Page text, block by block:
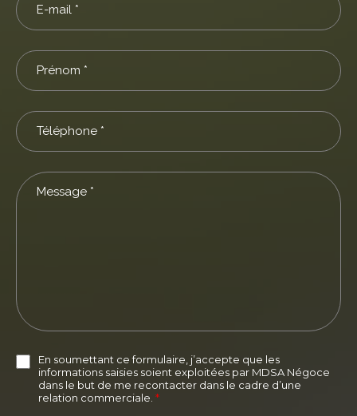
En soumettant ce formulaire, j’accepte que les
informations saisies soient exploitées par MDSA Négoce
dans le but de me recontacter dans le cadre d’une
relation commerciale. *